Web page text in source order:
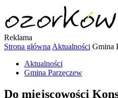
Reklama
Strona główna Aktualności Gmina
Aktualności
Gmina Parzęczew
Do miejscowości